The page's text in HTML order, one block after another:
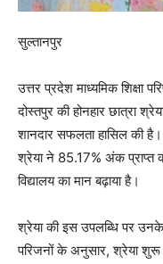
सुल्तानपुर
उत्तर प्रदेश माध्यमिक शिक्षा
दोस्तपुर की होनहार छात्रा
शानदार सफलता हासिल की है।
श्रेया ने 85.17% अंक प्राप्त
विद्यालय का मान बढ़ाया है।
श्रेया की इस उपलब्धि पर उनके
परिजनों के अनुसार, श्रेया शुरू